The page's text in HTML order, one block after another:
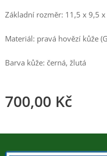
Základní rozměr: 11,5 x 9,5
Materiál: pravá hovězí kůže
Barva kůže: černá, žlutá
700,00 Kč